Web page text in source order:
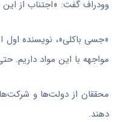
وودراف گفت: «اجتناب از
«جسی باکلی»، نویسنده اول
مواجهه با این مواد داریم.
محققان از دولت‌ها و
دهند.